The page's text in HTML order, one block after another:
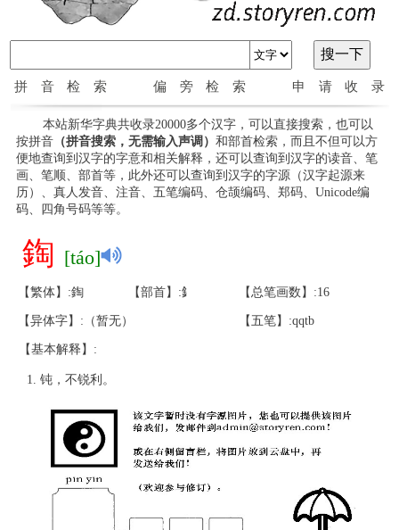
拼音检索 偏旁检索 申请收录
本站新华字典共收录20000多个汉字，可以直接搜索，也可以
按拼音（拼音搜索，无需输入声调） 和部首检索，而且不但可以方
便地查询到汉字的字意和相关解释，还可以查询到汉字的读音、笔
画、笔顺、部首等，此外还可以查询到汉字的字源（汉字起源来
历）、真人发音、注音、五笔编码、仓颉编码、郑码、Unicode编
码、四角号码等等。
鋾 [táo]
【繁体】:鋾 【部首】:釒 【总笔画数】:16
【异体字】:（暂无） 【五笔】:qqtb
【基本解释】:
钝，不锐利。